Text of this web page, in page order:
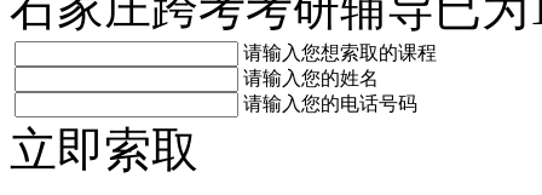
请输入您想索取的课程
请输入您的姓名
请输入您的电话号码
立即索取